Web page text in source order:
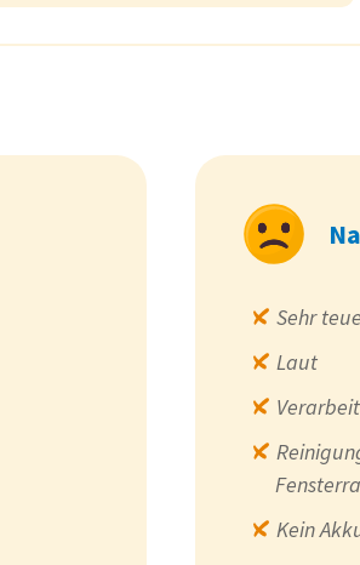
Sehr
Laut
Kein